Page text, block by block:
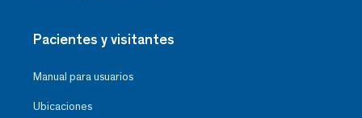
Pacientes y visitantes
Manual para usuarios
Ubicaciones